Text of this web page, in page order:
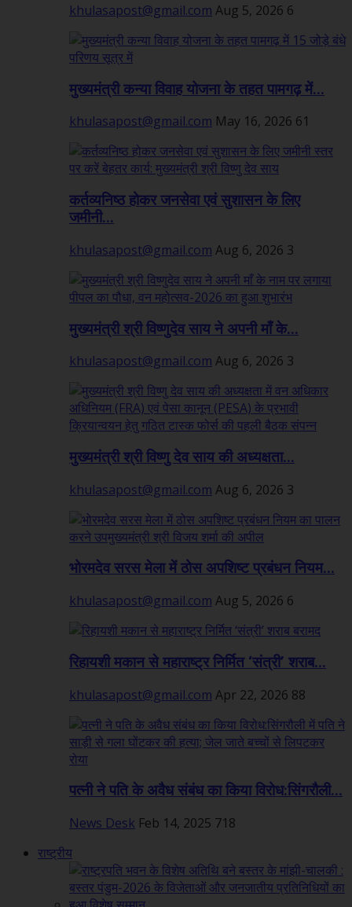
khulasapost@gmail.com Aug 5, 2026 6
मुख्यमंत्री कन्या विवाह योजना के तहत पामगढ़ में...
khulasapost@gmail.com May 16, 2026 61
कर्तव्यनिष्ठ होकर जनसेवा एवं सुशासन के लिए
जमीनी...
khulasapost@gmail.com Aug 6, 2026 3
मुख्यमंत्री श्री विष्णुदेव साय ने अपनी माँ के...
khulasapost@gmail.com Aug 6, 2026 3
मुख्यमंत्री श्री विष्णु देव साय की अध्यक्षता...
khulasapost@gmail.com Aug 6, 2026 3
भोरमदेव सरस मेला में ठोस अपशिष्ट प्रबंधन नियम...
khulasapost@gmail.com Aug 5, 2026 6
रिहायशी मकान से महाराष्ट्र निर्मित ‘संत्री’ शराब...
khulasapost@gmail.com Apr 22, 2026 88
पत्नी ने पति के अवैध संबंध का किया विरोध:सिंगरौली...
News Desk Feb 14, 2025 718
राष्ट्रीय